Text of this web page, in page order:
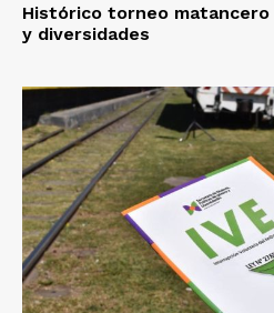
Histórico torneo
y diversidades